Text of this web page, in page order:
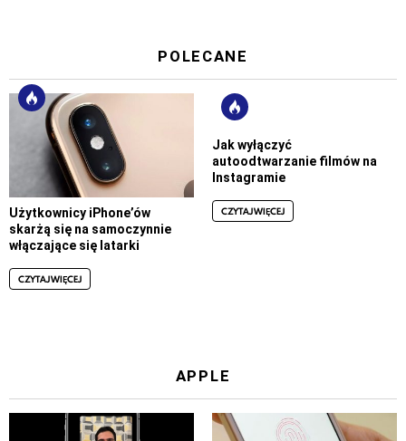
POLECANE
Użytkownicy iPhone’ów
skarżą się na samoczynnie
włączające się latarki
CZYTAJ WIĘCEJ
Jak wyłączyć
autoodtwarzanie filmów na
Instagramie
CZYTAJ WIĘCEJ
APPLE